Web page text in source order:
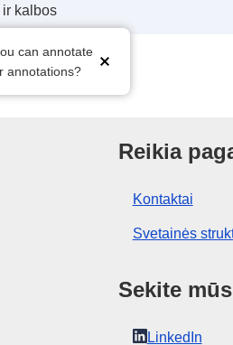
kalbos
can annotate
annotations?
biurasReikia
Kontaktai
Svetainės
Sekite
LinkedIn